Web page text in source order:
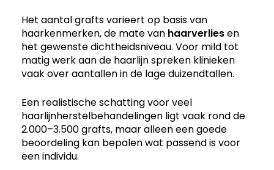
Het aantal grafts varieert op basis van
haarkenmerken, de mate van haarverliesen
het gewenste dichtheidsniveau. Voor mild tot
matig werk aan de haarlijn spreken klinieken
vaak over aantallen in de lage duizendtallen.
Een realistische schatting voor veel
haarlijnherstelbehandelingen ligt vaak rond de
2.000–3.500 grafts, maar alleen een goede
beoordeling kan bepalen wat passend is voor
een individu.